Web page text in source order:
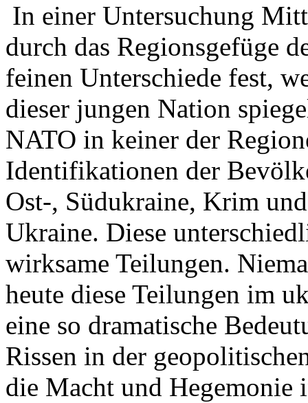
In einer Untersuchung
durch das Regionsgefüge
feinen Unterschiede fest,
dieser jungen Nation
NATO in keiner der
Identifikationen der
Ost-, Südukraine, Krim
Ukraine. Diese
wirksame Teilungen.
heute diese Teilungen im
eine so dramatische
Rissen in der
die Macht und Hegemonie